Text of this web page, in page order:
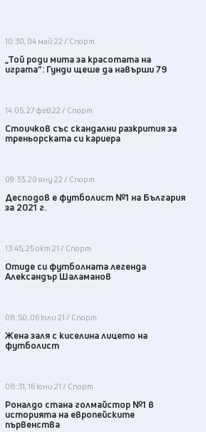
10:30, 04 май 22 / Спорт
„Той роди мита за красотата на
играта“: Гунди щеше да навърши 79
14:05, 27 фев 22 / Спорт
Стоичков със скандални разкрития за
треньорската си кариера
09:33, 20 яну 22 / Спорт
Десподов е футболист №1 на България
за 2021 г.
13:45, 25 окт 21 / Спорт
Отиде си футболната легенда
Александър Шаламанов
08:50, 06 юли 21 / Спорт
Жена заля с киселина лицето на
футболист
08:31, 16 юни 21 / Спорт
Роналдо стана голмайстор №1 в
историята на европейските
първенства